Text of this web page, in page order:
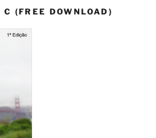
(FREE DOWNLOAD)